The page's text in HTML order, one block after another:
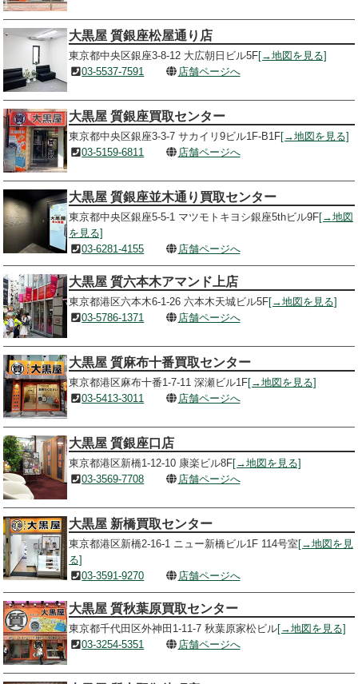
大黒屋 質銀座松屋通り店
東京都中央区銀座3-8-12 大広朝日ビル5F[→地図を見る]
03-5537-7591
店舗ページへ
大黒屋 質銀座買取センター
東京都中央区銀座3-3-7 サカイリ9ビル1F-B1F[→地図を見る]
03-5159-6811
店舗ページへ
大黒屋 質銀座並木通り買取センター
東京都中央区銀座5-5-1 マツモトキヨシ銀座5thビル9F[→地図
を見る]
03-6281-4155
店舗ページへ
大黒屋 質六本木アマンド上店
東京都港区六本木6-1-26 六本木天城ビル5F[→地図を見る]
03-5786-1371
店舗ページへ
大黒屋 質麻布十番買取センター
東京都港区麻布十番1-7-11 深瀬ビル1F[→地図を見る]
03-5413-3011
店舗ページへ
大黒屋 質銀座口店
東京都港区新橋1-12-10 康楽ビル8F[→地図を見る]
03-3569-7708
店舗ページへ
大黒屋 新橋買取センター
東京都港区新橋2-16-1 ニュー新橋ビル1F 114号室 [→地図を見
る]
03-3591-9270
店舗ページへ
大黒屋 質秋葉原買取センター
東京都千代田区外神田1-11-7 秋葉原家松ビル[→地図を見る]
03-3254-5351
店舗ページへ